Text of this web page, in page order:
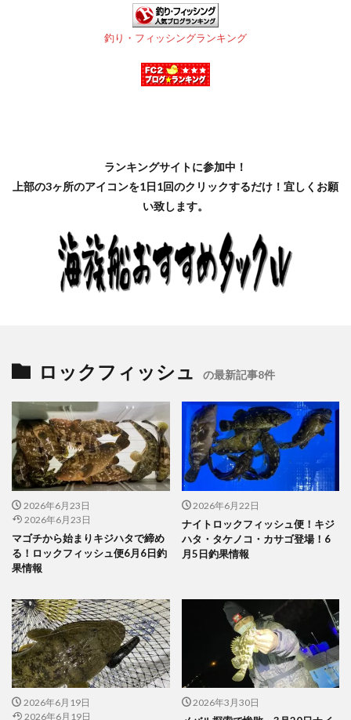
釣り・フィッシングランキング
ランキングサイトに参加中！
上部の3ヶ所のアイコンを1日1回のクリックするだけ！宜しくお願
い致します。
ロックフィッシュ の最新記事8件
2026年6月23日
2026年6月23日
マゴチから始まりキジハタで締め
る！ロックフィッシュ便6月6日釣
果情報
2026年6月22日
ナイトロックフィッシュ便！キジ
ハタ・タケノコ・カサゴ登場！6
月5日釣果情報
2026年6月19日
2026年6月19日
2026年3月30日